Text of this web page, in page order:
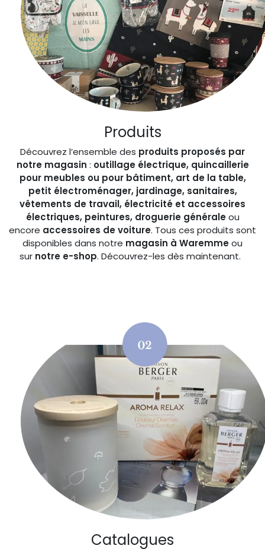
Produits
Découvrez l’ensemble des produits proposés par
notre magasin : outillage électrique, quincaillerie
pour meubles ou pour bâtiment, art de la table,
petit électroménager, jardinage, sanitaires,
vêtements de travail, électricité et accessoires
électriques, peintures, droguerie généraleou
encore accessoires de voiture. Tous ces produits sont
disponibles dans notre magasin à Waremmeou
sur notre e-shop. Découvrez-les dès maintenant.
Catalogues